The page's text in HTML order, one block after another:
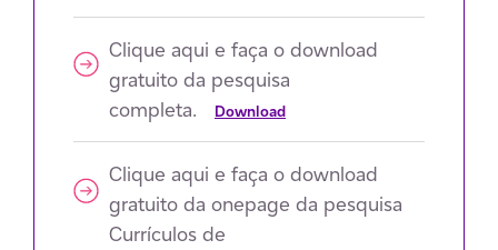
Clique aqui e faça o download
gratuito da pesquisa
completa.
Download
Clique aqui e faça o download
gratuito da onepage da pesquisa
Currículos de